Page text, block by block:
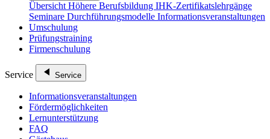
Übersicht Höhere Berufsbildung IHK-Zertifikatslehrgänge
Seminare Durchführungsmodelle Informationsveranstaltungen
Umschulung
Prüfungstraining
Firmenschulung
Service Service
Informationsveranstaltungen
Fördermöglichkeiten
Lernunterstützung
FAQ